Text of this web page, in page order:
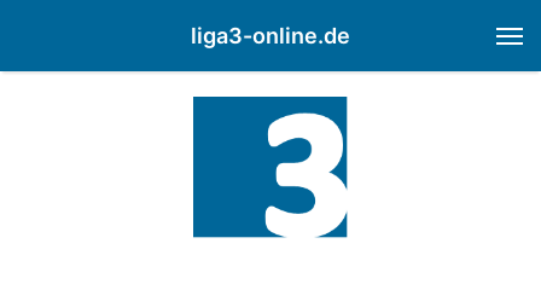
liga3-online.de